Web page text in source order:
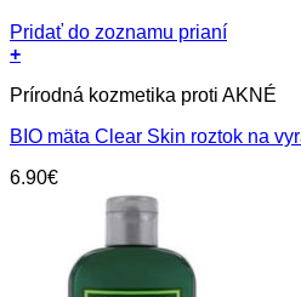
Pridať do zoznamu prianí
+
Prírodná kozmetika proti AKNÉ
BIO mäta Clear Skin roztok na
6.90€